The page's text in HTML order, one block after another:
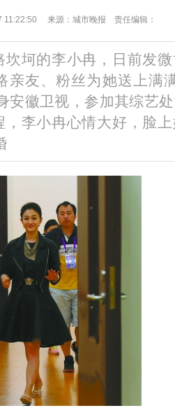
11:22:50 来源：城市晚报 责任编辑：
坎坷的李小冉，日前发
亲友、粉丝为她送上满
安徽卫视，参加其综艺
，李小冉心情大好，脸